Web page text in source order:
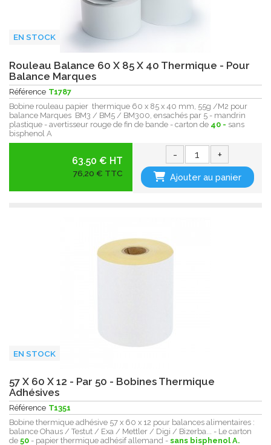
EN STOCK
Rouleau Balance 60 X 85 X 40 Thermique - Pour
Balance Marques
Référence T1787
Bobine rouleau papier thermique 60 x 85 x 40 mm, 55g /M2 pour
balance Marques BM3 / BM5 / BM300, ensachés par 5 - mandrin
plastique - avertisseur rouge de fin de bande - carton de 40 - sans
bisphenol A
63.50 € HT
76,20 € TTC
- +
Ajouter au panier
EN STOCK
57 X 60 X 12 - Par 50 - Bobines Thermique
Adhésives
Référence T1351
Bobine thermique adhésive 57 x 60 x 12 pour balances alimentaires :
balance Ohaus / Testut / Exa / Mettler / Digi / Bizerba... - Le carton
de 50 - papier thermique adhésif allemand - sans bisphenol A.